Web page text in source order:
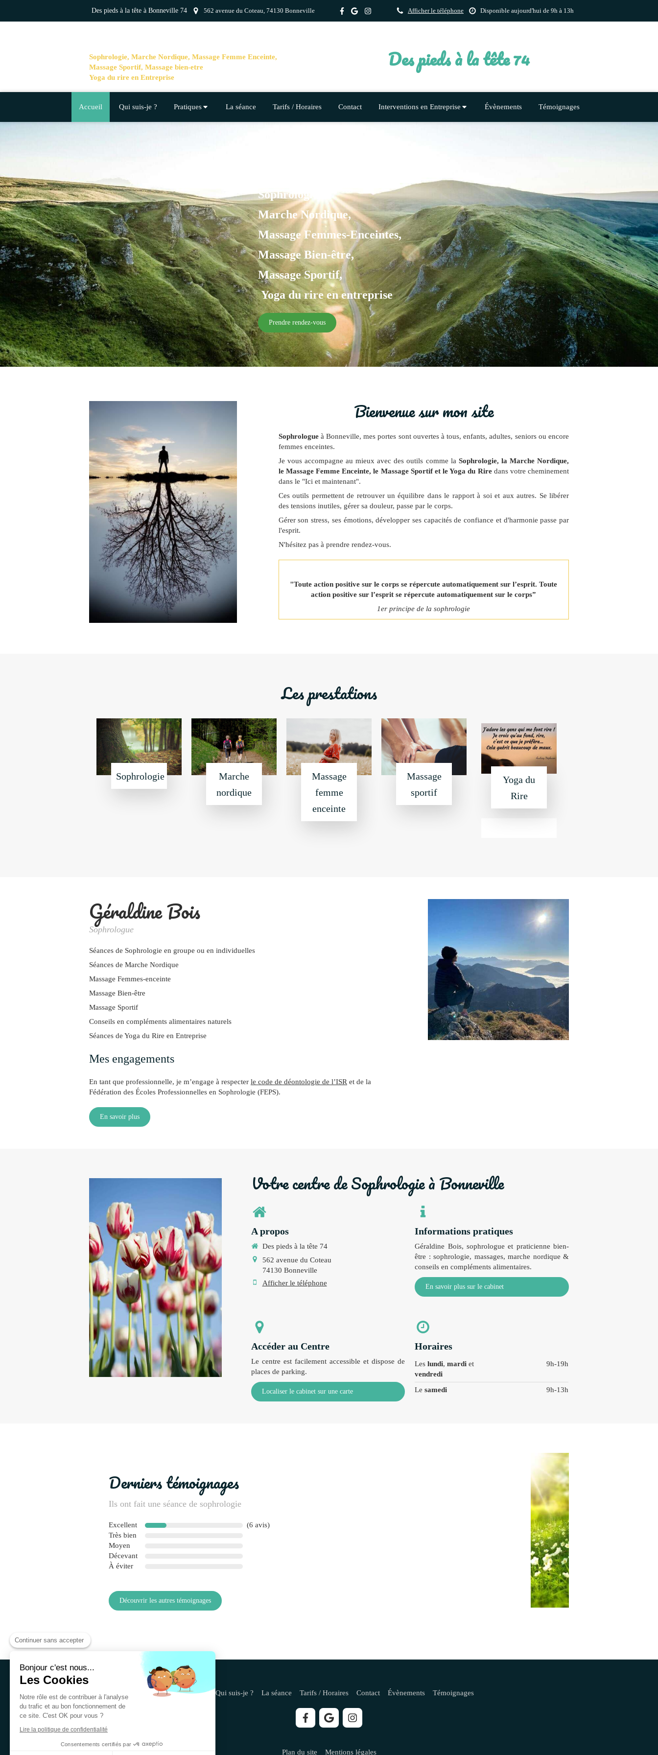
Des pieds à la tête à Bonneville 74 562 avenue du Coteau, 74130 Bonneville Disponible aujourd'hui de 9h à 13h
Afficher le téléphone
Des pieds à la tête 74
Sophrologie, Marche Nordique, Massage Femme Enceinte,
Massage Sportif, Massage bien-etre
Yoga du rire en Entreprise
Accueil Qui suis-je ? Pratiques La séance Tarifs / Horaires Contact Interventions en Entreprise Évènements Témoignages
Sophrologie,
Marche Nordique,
Massage Femmes-Enceintes,
Massage Bien-être,
Massage Sportif,
Yoga du rire en entreprise
Prendre rendez-vous
Bienvenue sur mon site
Sophrologueà Bonneville, mes portes sont ouvertes à tous, enfants, adultes, seniors ou encore
femmes enceintes.
Je vous accompagne au mieux avec des outils comme la Sophrologie, la Marche Nordique,
le Massage Femme Enceinte, le Massage Sportif et le Yoga du Rire dans votre cheminement
dans le "Ici et maintenant".
Ces outils permettent de retrouver un équilibre dans le rapport à soi et aux autres. Se libérer
des tensions inutiles, gérer sa douleur, passe par le corps.
Gérer son stress, ses émotions, développer ses capacités de confiance et d'harmonie passe par
l'esprit.
N'hésitez pas à prendre rendez-vous.
"Toute action positive sur le corps se répercute automatiquement sur l’esprit. Toute
action positive sur l’esprit se répercute automatiquement sur le corps”
1er principe de la sophrologie
Les prestations
Sophrologie
Marche
nordique
Massage
femme
enceinte
Massage
sportif
Yoga du
Rire
Géraldine Bois
Sophrologue
Séances de Sophrologie en groupe ou en individuelles
Séances de Marche Nordique
Massage Femmes-enceinte
Massage Bien-être
Massage Sportif
Conseils en compléments alimentaires naturels
Séances de Yoga du Rire en Entreprise
Mes engagements
En tant que professionnelle, je m’engage à respecter le code de déontologie de l’ISR et de la
Fédération des Écoles Professionnelles en Sophrologie (FEPS).
En savoir plus
Votre centre de Sophrologie à Bonneville
A propos
Des pieds à la tête 74
562 avenue du Coteau
74130 Bonneville
Afficher le téléphone
Informations pratiques
Géraldine Bois, sophrologue et praticienne bien-
être : sophrologie, massages, marche nordique &
conseils en compléments alimentaires.
En savoir plus sur le cabinet
Accéder au Centre
Le centre est facilement accessible et dispose de
places de parking.
Localiser le cabinet sur une carte
Horaires
Leslundi,mardi et
vendredi
9h-19h
Lesamedi 9h-13h
Derniers témoignages
Ils ont fait une séance de sophrologie
Excellent
(6 avis)
Très bien
Moyen
Décevant
À éviter
Découvrir les autres témoignages
Accueil Qui suis-je ? La séance Tarifs / Horaires Contact Évènements Témoignages
Plan du site Mentions légales
Continuer sans accepter
Bonjour c'est nous...
Les Cookies
Notre rôle est de contribuer à l'analyse
du trafic et au bon fonctionnement de
ce site. C'est OK pour vous ?
Lire la politique de confidentialité
Consentements certifiés par